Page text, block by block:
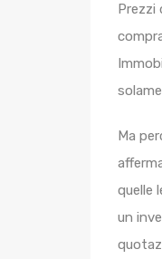
Prezzi
Ma
quelle
un